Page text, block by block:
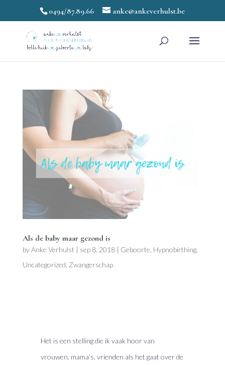
0494/87.89.66 anke@ankeverhulst.be
Als de baby maar gezond is
byAnke Verhulst | sep 8, 2018| Geboorte Hypnobirthing,
Uncategorized Zwangerschap
Het is een stelling die ik vaak hoor van
vrouwen, mama’s, vrienden als het gaat over de